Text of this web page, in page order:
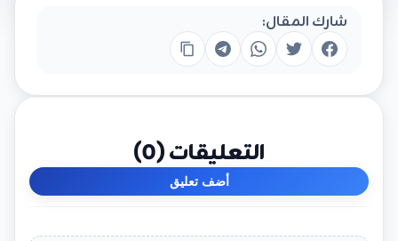
شارك المقال:
التعليقات (0
)
أضف تعليق